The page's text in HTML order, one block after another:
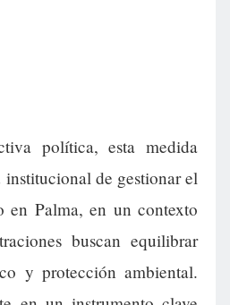
política, esta medida
de gestionar el
en Palma, en un contexto
buscan equilibrar
y protección ambiental.